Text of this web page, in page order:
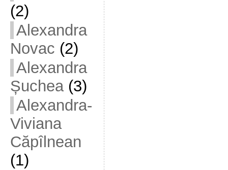
(2)
Alexandra
Novac (2)
Alexandra
Șuchea(3)
Alexandra-
Viviana
Căpîlnean
(1)